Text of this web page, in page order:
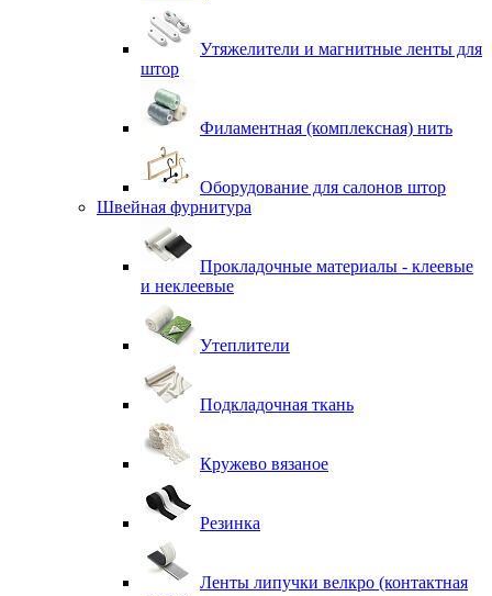
Утяжелители и магнитные ленты для
штор
Филаментная (комплексная) нить
Оборудование для салонов штор
Швейная фурнитура
Прокладочные материалы - клеевые
и неклеевые
Утеплители
Подкладочная ткань
Кружево вязаное
Резинка
Ленты липучки велкро (контактная